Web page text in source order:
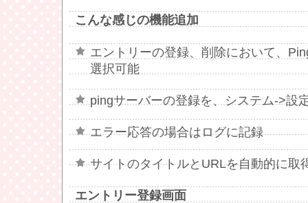
こんな感じの機能追加
エントリーの登録、削除において、
選択可能
pingサーバーの登録を、システム->設
エラー応答の場合はログに記録
サイトのタイトルとURLを自動的に取
エントリー登録画面